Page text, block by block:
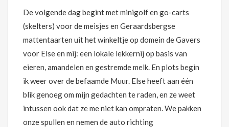
De volgende dag begint met minigolf en go-carts
(skelters) voor de meisjes en Geraardsbergse
mattentaarten uit het winkeltje op domein de Gavers
voor Else en mij: een lokale lekkernij op basis van
eieren, amandelen en gestremde melk. En plots begin
ik weer over de befaamde Muur. Else heeft aan één
blik genoeg om mijn gedachten te raden, en ze weet
intussen ook dat ze me niet kan ompraten. We pakken
onze spullen en nemen de auto richting